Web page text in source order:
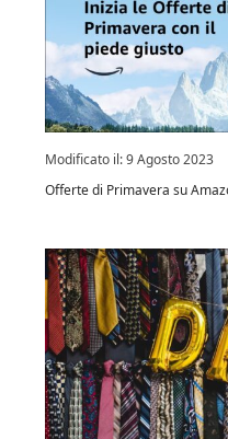
Modificato il:9 Agosto 2023
Offerte di Primavera su